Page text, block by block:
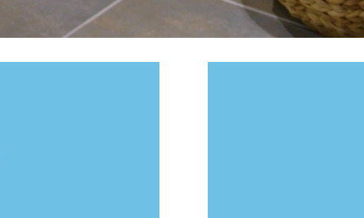
Festebolter i
Sømløs design